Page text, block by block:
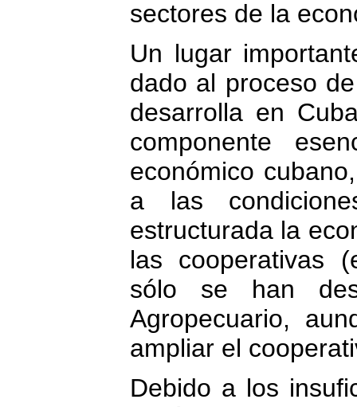
sectores de la
Un lugar
dado al proceso
desarrolla en
componente
económico
a las
estructurada la
las cooperativas
sólo se han
Agropecuario,
ampliar el
Debido a los